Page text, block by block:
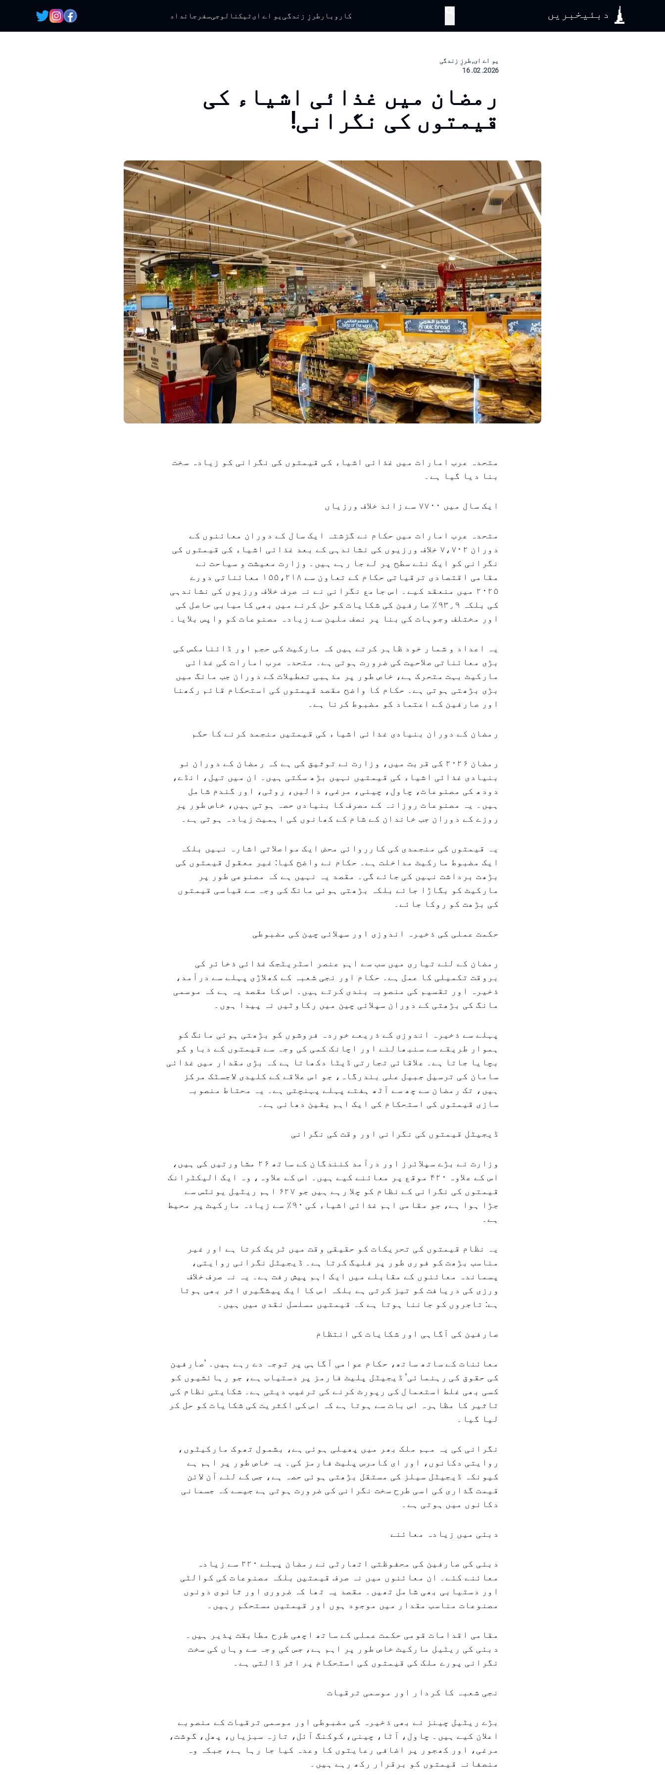
دبئیخبریں کاروبار طرزِ زندگی یو اے ایٹیکنالوجیسفر جائداد
یو اے ای, طرزِ زندگی
2026. 02. 16
رمضان میں غذائی اشیاء کی
قیمتوں کی نگرانی!
متحدہ عرب امارات میں غذائی اشیاء کی قیمتوں کی نگرانی کو زیادہ سخت
بنا دیا گیا ہے۔
ایک سال میں ۷۷۰۰ سے زائد خلاف ورزیاں
متحدہ عرب امارات میں حکام نے گزشتہ ایک سال کے دوران معائنوں کے
دوران ۷،۷۰۲ خلاف ورزیوں کی نشاندہی کے بعد غذائی اشیاء کی قیمتوں کی
نگرانی کو ایک نئے سطح پر لے جا رہے ہیں۔ وزارت معیشت و سیاحت نے
مقامی اقتصادی ترقیاتی حکام کے تعاون سے ۱۵۵،۲۱۸ معائناتی دورے
۲۰۲۵ میں منعقد کیے۔ اس جامع نگرانی نے نہ صرف خلاف ورزیوں کی نشاندہی
کی بلکہ ۹۳٫۹٪ صارفین کی شکایات کو حل کرنے میں بھی کامیابی حاصل کی
اور مختلف وجوہات کی بنا پر نصف ملین سے زیادہ مصنوعات کو واپس بلایا۔
یہ اعداد و شمار خود ظاہر کرتے ہیں کہ مارکیٹ کی حجم اور ڈائنامکس کی
بڑی معائناتی صلاحیت کی ضرورت ہوتی ہے۔ متحدہ عرب امارات کی غذائی
مارکیٹ بہت متحرک ہے، خاص طور پر مذہبی تعطیلات کے دوران جب مانگ میں
بڑی بڑھتی ہوتی ہے۔ حکام کا واضح مقصد قیمتوں کی استحکام قائم رکھنا
اور صارفین کے اعتماد کو مضبوط کرنا ہے۔
رمضان کے دوران بنیادی غذائی اشیاء کی قیمتیں منجمد کرنے کا حکم
رمضان ۲۰۲۶ کی قربت میں، وزارت نے توثیق کی ہے کہ رمضان کے دوران نو
بنیادی غذائی اشیاء کی قیمتیں نہیں بڑھ سکتی ہیں۔ ان میں تیل، انڈے،
دودھ کی مصنوعات، چاول، چینی، مرغی، دالیں، روٹی، اور گندم شامل
ہیں۔ یہ مصنوعات روزانہ کے مصرف کا بنیادی حصہ ہوتی ہیں، خاص طور پر
روزے کے دوران جب خاندان کے شام کے کھانوں کی اہمیت زیادہ ہوتی ہے۔
یہ قیمتوں کی منجمدی کی کارروائی محض ایک مواصلاتی اشارہ نہیں بلکہ
ایک مضبوط مارکیٹ مداخلت ہے۔ حکام نے واضح کیا: غیر معقول قیمتوں کی
بڑھت برداشت نہیں کی جائے گی۔ مقصد یہ نہیں ہے کہ مصنوعی طور پر
مارکیٹ کو بگاڑا جائے بلکہ بڑھتی ہوئی مانگ کی وجہ سے قیاسی قیمتوں
کی بڑھت کو روکا جائے۔
حکمت عملی کی ذخیرہ اندوزی اور سپلائی چین کی مضبوطی
رمضان کے لئے تیاری میں سب سے اہم عنصر اسٹریٹجک غذائی ذخائر کی
بروقت تکمیلی کا عمل ہے۔ حکام اور نجی شعبہ کے کھلاڑی پہلے سے درآمد،
ذخیرہ اور تقسیم کی منصوبہ بندی کرتے ہیں۔ اس کا مقصد یہ ہے کہ موسمی
مانگ کی بڑھتی کے دوران سپلائی چین میں رکاوٹیں نہ پیدا ہوں۔
پہلے سے ذخیرہ اندوزی کے ذریعے خوردہ فروشوں کو بڑھتی ہوئی مانگ کو
ہموار طریقے سے سنبھالنے اور اچانک کمی کی وجہ سے قیمتوں کے دباو کو
بچایا جاتا ہے۔ علاقائی تجارتی ڈیٹا دکھاتا ہے کہ بڑی مقدار میں غذائی
سامان کی ترسیل جبیل علی بندرگاہ، جو اس علاقے کے کلیدی لاجسٹک مرکز
ہیں، تک رمضان سے چھ سے آٹھ ہفتے پہلے پہنچتی ہے۔ یہ محتاط منصوبہ
سازی قیمتوں کی استحکام کی ایک اہم یقین دھانی ہے۔
ڈیجیٹل قیمتوں کی نگرانی اور وقت کی نگرانی
وزارت نے بڑے سپلائرز اور درآمد کنندگان کے ساتھ ۲۶ مشاورتیں کی ہیں،
اس کے علاوہ ۴۲۰ موقع پر معائنے کیے ہیں۔ اس کے علاوہ، وہ ایک الیکٹرانک
قیمتوں کی نگرانی کے نظام کو چلا رہے ہیں جو ۶۲۷ اہم ریٹیل یونٹس سے
جڑا ہوا ہے، جو مقامی اہم غذائی اشیاء کی ۹۰٪ سے زیادہ مارکیٹ پر محیط
ہے۔
یہ نظام قیمتوں کی تحریکات کو حقیقی وقت میں ٹریک کرتا ہے اور غیر
مناسب بڑھت کو فوری طور پر فلیگ کرتا ہے۔ ڈیجیٹل نگرانی روایتی،
پسماندہ معائنوں کے مقابلے میں ایک اہم پیش رفت ہے۔ یہ نہ صرف خلاف
ورزی کی دریافت کو تیز کرتی ہے بلکہ اس کا ایک پیشگیری اثر بھی ہوتا
ہے: تاجروں کو جاننا ہوتا ہے کہ قیمتیں مسلسل نقدی میں ہیں۔
صارفین کی آگاہی اور شکایات کی انتظام
معائنات کے ساتھ ساتھ، حکام عوامی آگاہی پر توجہ دے رہے ہیں۔ 'صارفین
کی حقوق کی رہنمائی' ڈیجیٹل پلیٹ فارمز پر دستیاب ہے، جو رہائشیوں کو
کسی بھی غلط استعمال کی رپورٹ کرنے کی ترغیب دیتی ہے۔ شکایتی نظام کی
تاثیر کا مظاہرہ اس بات سے ہوتا ہے کہ اس کی اکثریت کی شکایات کو حل کر
لیا گیا۔
نگرانی کی یہ مہم ملک بھر میں پھیلی ہوئی ہے، بشمول تھوک مارکیٹوں،
روایتی دکانوں، اور ای کامرس پلیٹ فارمز کی۔ یہ خاص طور پر اہم ہے
کیونکہ ڈیجیٹل سیلز کی مستقل بڑھتی ہوئی حصہ ہے، جس کے لئے آن لائن
قیمت گذاری کی اسی طرح سخت نگرانی کی ضرورت ہوتی ہے جیسے کہ جسمانی
دکانوں میں ہوتی ہے۔
دبئی میں زیادہ معائنے
دبئی کی صارفین کی محفوظتی اتھارٹی نے رمضان پہلے ۲۲۰ سے زیادہ
معائنے کئے۔ ان معائنوں میں نہ صرف قیمتیں بلکہ مصنوعات کی کوالٹی
اور دستیابی بھی شامل تھیں۔ مقصد یہ تھا کہ ضروری اور ثانوی دونوں
مصنوعات مناسب مقدار میں موجود ہوں اور قیمتیں مستحکم رہیں۔
مقامی اقدامات قومی حکمت عملی کے ساتھ اچھی طرح مطابقت پذیر ہیں۔
دبئی کی ریٹیل مارکیٹ خاص طور پر اہم ہے، جس کی وجہ سے وہاں کی سخت
نگرانی پورے ملک کی قیمتوں کی استحکام پر اثر ڈالتی ہے۔
نجی شعبہ کا کردار اور موسمی ترقیات
بڑے ریٹیل چینز نے بھی ذخیرہ کی مضبوطی اور موسمی ترقیات کے منصوبے
اعلان کیے ہیں۔ چاول، آٹا، چینی، کوکنگ آئل، تازہ سبزیاں، پھل، گوشت،
مرغی، اور کھجور پر اضافی رعایتوں کا وعدہ کیا جا رہا ہے، جبکہ وہ
منصفانہ قیمتوں کو برقرار رکھ رہے ہیں۔